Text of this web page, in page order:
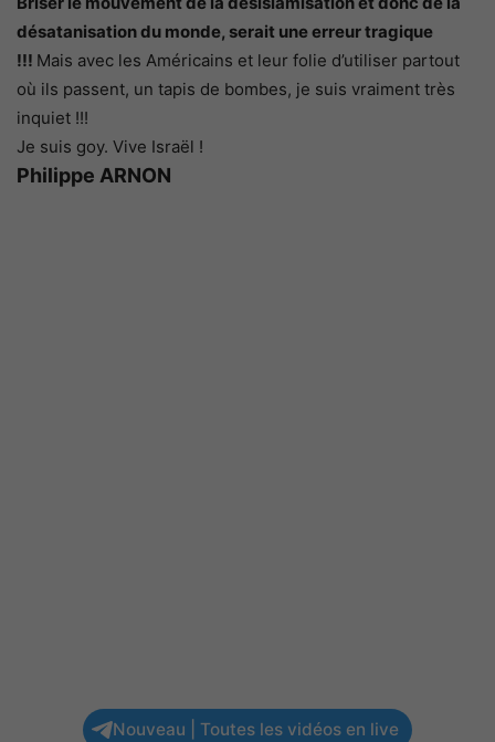
désatanisation du monde, serait une erreur tragique
!!! Mais avec les Américains et leur folie d’utiliser partout
où ils passent, un tapis de bombes, je suis vraiment très
inquiet !!!
Je suis goy. Vive Israël !
Philippe ARNON
Nouveau | Toutes les vidéos en live